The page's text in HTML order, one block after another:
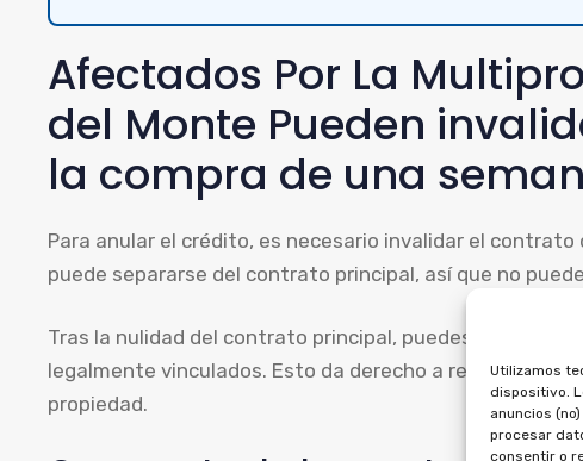
Utilizamos
dispositivo.
anuncios
procesar
consentir o
Afectados Por La
del Monte Pueden
la compra de una
Para anular el crédito, es necesario invalidar el
puede separarse del contrato principal, así que no
Tras la nulidad del contrato principal, puedes pedir que
legalmente vinculados. Esto da derecho a recuperar
propiedad.